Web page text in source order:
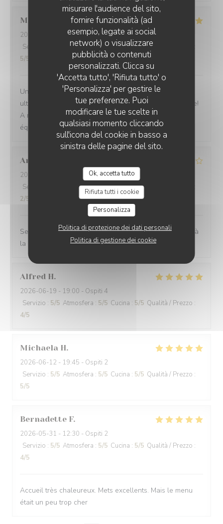
misurare l'audience del sito,
fornire funzionalità (ad
esempio, legate ai social
network) o visualizzare
pubblicità o contenuti
personalizzati. Clicca su
'Accetta tutto', 'Rifiuta tutto' o
'Personalizza' per gestire le
tue preferenze. Puoi
modificare le tue scelte in
qualsiasi momento cliccando
sull'icona del cookie in basso a
sinistra delle pagine del sito.
Ok, accetta tutto
Rifiuta tutti i cookie
Personalizza
Politica di protezione dei dati personali
Politica di gestione dei cookie
Monika
2026-07-15
- 12:00 - Ospiti 2
Servizio
Atmosfera: 4 /5 Cucina:5/5 Qualità / Prezzo
5/5
Une cuisine très gustative qui rend heureux! Un service
ultra attentionné et professionel! Le Pouilly fuissé classe!
A refaire encore et encore! Merci à cette merveilleuse
équipe!
Arnaud
2026-07-01
- 12:15 - Ospiti 2
Servizio
Atmosfera:5/5 Cucina:4/5
2/5
Service très bien, le repas était bon mais pas tout à fait à
la hauteur par rapport au tarif
Alfred H
2026-06-19 - 19:00 - Ospiti 4
Servizio : 5/5 Atmosfera : 5/5 Cucina : 5/5 Qualità / Prezzo :
4/5
Michaela H
2026-06-12 - 19:45 - Ospiti 2
Servizio : 5/5 Atmosfera : 5/5 Cucina : 5/5 Qualità / Prezzo :
5/5
Bernadette F
2026-05-31 - 12:30 - Ospiti 2
Servizio : 5/5 Atmosfera : 5/5 Cucina : 5/5 Qualità / Prezzo :
4/5
Accueil très chaleureux. Mets excellents. Mais le menu
était un peu trop cher